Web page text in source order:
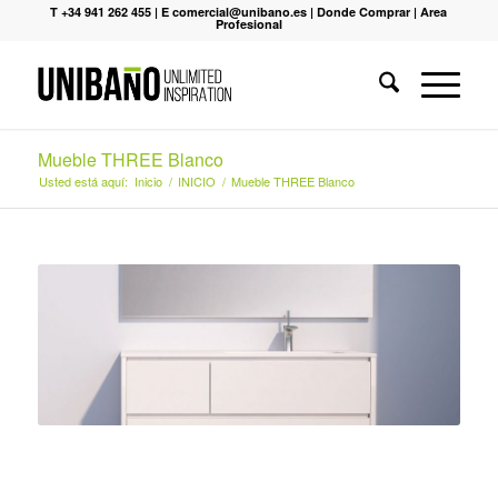
T +34 941 262 455 |E comercial@unibano.es |Donde Comprar |Area
Profesional
Mueble THREE Blanco
Usted está aquí: Inicio / INICIO / Mueble THREE Blanco